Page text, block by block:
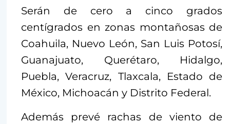
Serán de cero a cinco grados
centígrados en zonas montañosas de
Coahuila, Nuevo León, San Luis Potosí,
Guanajuato, Querétaro, Hidalgo,
Puebla, Veracruz, Tlaxcala, Estado de
México, Michoacán y Distrito Federal.
Además prevé rachas de viento de